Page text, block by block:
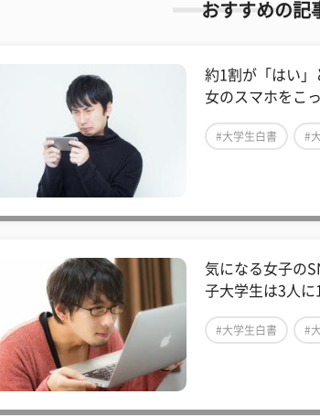
おすすめの記
約1割が「はい」
女のスマホをこ
#大学生白書 #
気になる女子の
子大学生は3人に
#大学生白書 #